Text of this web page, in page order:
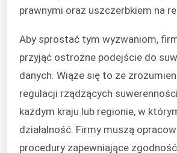
prawnymi oraz uszczerbkiem na
Aby sprostać tym wyzwaniom,
przyjąć ostrożne podejście do
danych. Wiąże się to ze
regulacji rządzących
każdym kraju lub regionie, w
działalność. Firmy muszą
procedury zapewniające